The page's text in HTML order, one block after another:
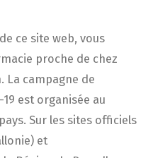
ce site web, vous
proche de chez
La campagne de
est organisée au
Sur les sites officiels
et